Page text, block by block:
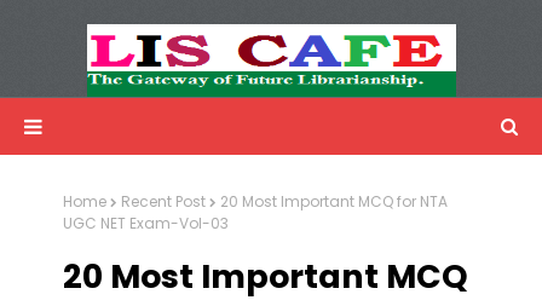
Advertisemnet
Home Recent Post
20 Most Important MCQ for NTA
UGC NET Exam-Vol-03
20 Most Important MCQ